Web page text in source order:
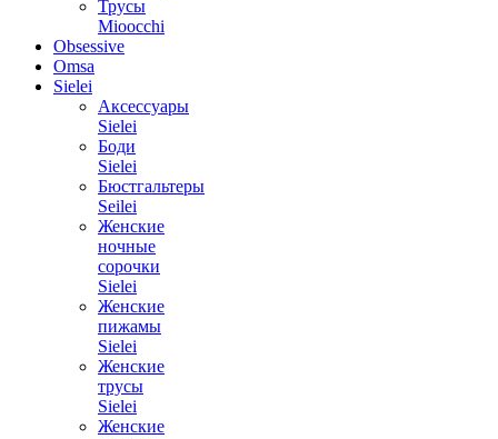
Трусы
Mioocchi
Obsessive
Omsa
Sielei
Аксессуары
Sielei
Боди
Sielei
Бюстгальтеры
Seilei
Женские
ночные
сорочки
Sielei
Женские
пижамы
Sielei
Женские
трусы
Sielei
Женские